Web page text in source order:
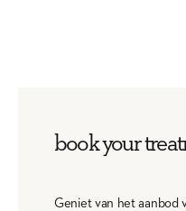
book your
Geniet van het aanbod